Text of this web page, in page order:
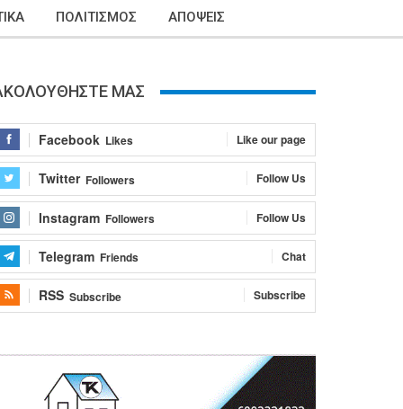
ΠΟΛΙΤΙΣΜΟΣ ΑΠΟΨΕΙΣ
ΜΑΣ
Facebook Likes Like our page
Twitter Followers Follow Us
Instagram Followers Follow Us
Telegram Friends Chat
RSS Subscribe Subscribe